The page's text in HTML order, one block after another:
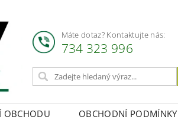
Máte dotaz? Kontaktujte nás:
734 323 996
OBCHODU OBCHODNÍ PODMÍNKY